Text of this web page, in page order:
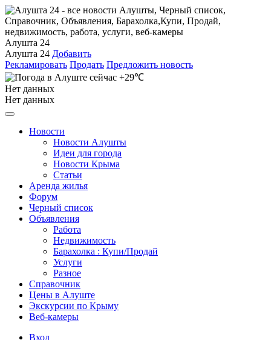
Алушта 24
Алушта 24 Добавить
Рекламировать Продать Предложить новость
+29℃
Нет данных
Нет данных
Новости
Новости Алушты
Идеи для города
Новости Крыма
Статьи
Аренда жилья
Форум
Черный список
Объявления
Работа
Недвижимость
Барахолка : Купи/Продай
Услуги
Разное
Справочник
Цены в Алуште
Экскурсии по Крыму
Веб-камеры
Вход